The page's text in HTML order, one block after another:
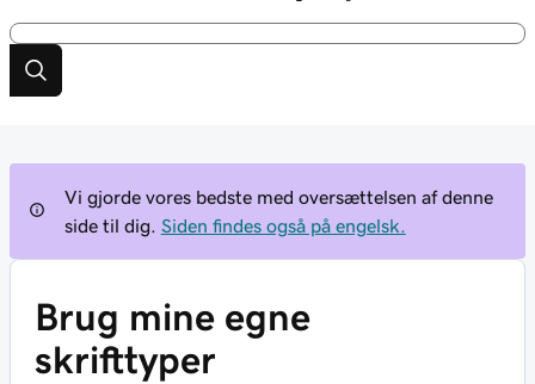
Vi gjorde vores bedste med oversættelsen af denne
side til dig.
Siden findes også på engelsk.
Brug mine egne
skrifttyper